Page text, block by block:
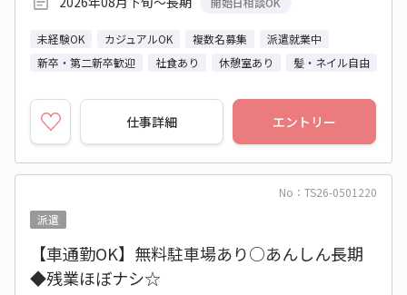
未経験OK カジュアルOK 複数名募集
派遣就業中
新卒・第二新卒歓迎
社食あり 休憩室あり 髪・ネイル自由
仕事詳細 エントリー
No：TS26-0501220
派遣
【車通勤OK】無料駐車場あり○あんしん長期
◆残業ほぼナシ☆